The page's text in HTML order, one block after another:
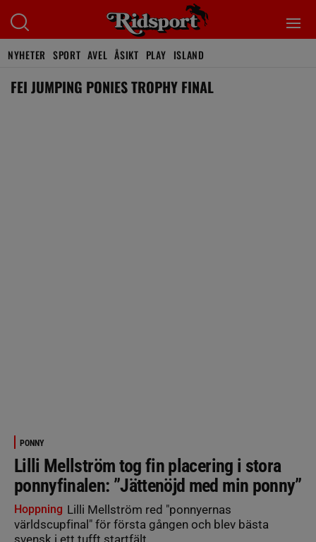
NYHETER SPORT AVEL ÅSIKT PLAY ISLAND
FEI JUMPING PONIES TROPHY FINAL
PONNY
Lilli Mellström tog fin placering i stora
ponnyfinalen: ”Jättenöjd med min ponny”
Hoppning Lilli Mellström red "ponnyernas
världscupfinal" för första gången och blev bästa
svensk i ett tufft startfält.